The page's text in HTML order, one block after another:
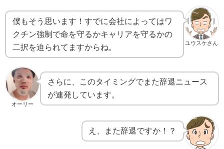
ユウスケさん
僕もそう思います！すでに会社によってはワ
クチン強制で命を守るかキャリアを守るかの
二択を迫られてますからね。
オーリー
さらに、このタイミングでまた辞退ニュース
が連発しています。
え、また辞退ですか！？